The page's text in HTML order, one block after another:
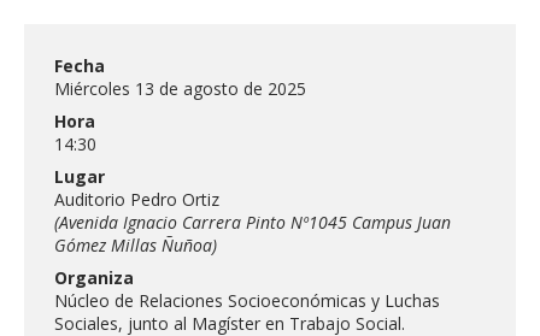
Fecha
Miércoles 13 de agosto de 2025
Hora
14:30
Lugar
Auditorio Pedro Ortiz
(Avenida Ignacio Carrera Pinto Nº1045 Campus Juan
Gómez Millas Ñuñoa)
Organiza
Núcleo de Relaciones Socioeconómicas y Luchas
Sociales, junto al Magíster en Trabajo Social.